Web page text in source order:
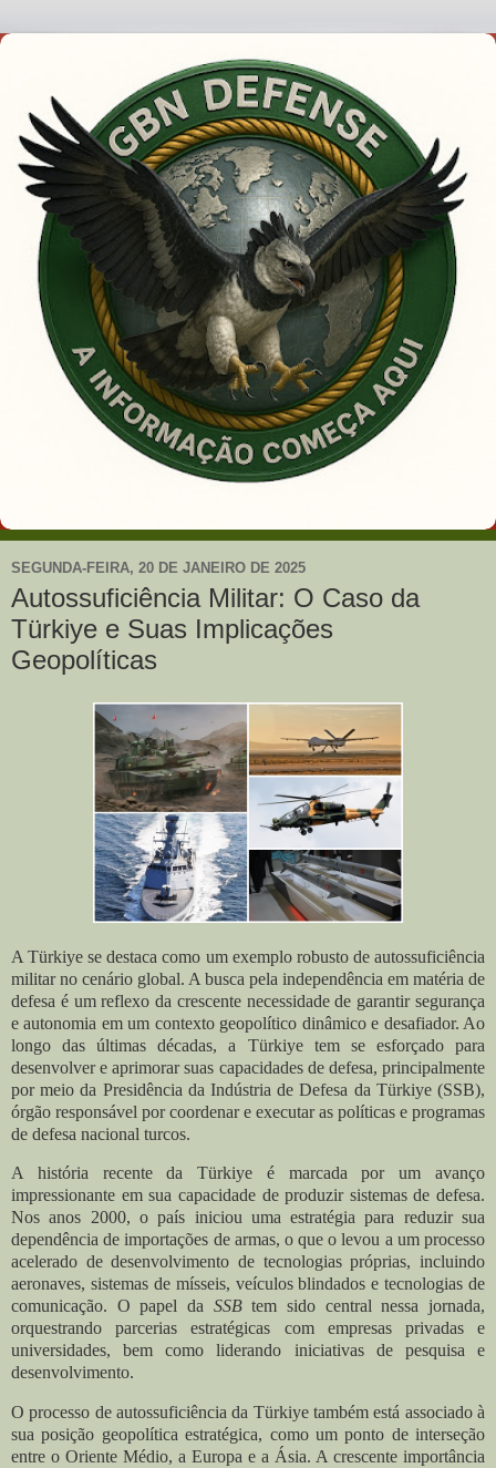
SEGUNDA-FEIRA, 20 DE JANEIRO DE 2025
Autossuficiência Militar: O Caso da
Türkiye e Suas Implicações
Geopolíticas
A Türkiye se destaca como um exemplo robusto de autossuficiência
militar no cenário global. A busca pela independência em matéria de
defesa é um reflexo da crescente necessidade de garantir segurança
e autonomia em um contexto geopolítico dinâmico e desafiador. Ao
longo das últimas décadas, a Türkiye tem se esforçado para
desenvolver e aprimorar suas capacidades de defesa, principalmente
por meio da Presidência da Indústria de Defesa da Türkiye (SSB),
órgão responsável por coordenar e executar as políticas e programas
de defesa nacional turcos.
A história recente da Türkiye é marcada por um avanço
impressionante em sua capacidade de produzir sistemas de defesa.
Nos anos 2000, o país iniciou uma estratégia para reduzir sua
dependência de importações de armas, o que o levou a um processo
acelerado de desenvolvimento de tecnologias próprias, incluindo
aeronaves, sistemas de mísseis, veículos blindados e tecnologias de
comunicação. O papel da SSBtem sido central nessa jornada,
orquestrando parcerias estratégicas com empresas privadas e
universidades, bem como liderando iniciativas de pesquisa e
desenvolvimento.
O processo de autossuficiência da Türkiye também está associado à
sua posição geopolítica estratégica, como um ponto de interseção
entre o Oriente Médio, a Europa e a Ásia. A crescente importância